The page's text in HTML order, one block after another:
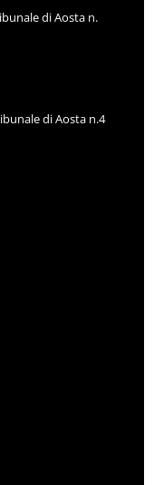
di Aosta n.
di Aosta n.4